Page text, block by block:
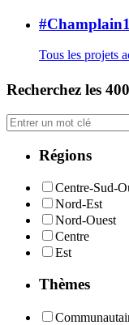
Tous les projets
Recherchez les
Régions
Centre-Sud-
Nord-Est
Nord-Ouest
Centre
Est
Thèmes